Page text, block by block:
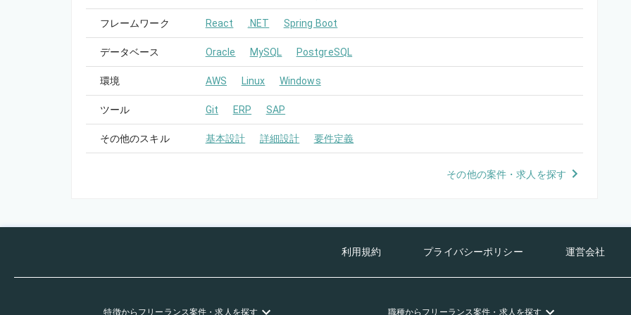
フレームワーク React .NET Spring Boot
データベース Oracle MySQL PostgreSQL
環境 AWS Linux Windows
ツール Git ERP SAP
その他のスキル 基本設計 詳細設計 要件定義
その他の案件・求人を探す
利用規約 プライバシーポリシー 運営会社
特徴からフリーランス案件・求人を探す 職種からフリーランス案件・求人を探す